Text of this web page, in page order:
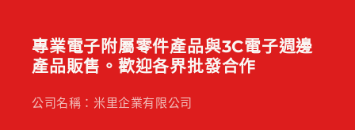
專業電子附屬零件產品與3C電子週邊
產品販售。歡迎各界批發合作
公司名稱：米里企業有限公司